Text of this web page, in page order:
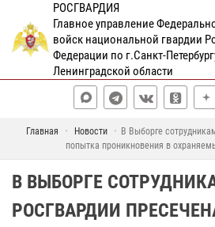
РОСГВАРДИЯ
Главное управление
войск национальной гвардии
Федерации по г.Санкт-
Ленинградской области
Главная Новости
В Выборге
попытка проникновения в
В ВЫБОРГЕ
РОСГВАРДИИ